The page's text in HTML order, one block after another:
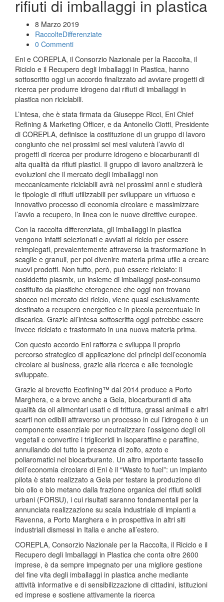
rifiuti di imballaggi in plastica
8 Marzo 2019
RaccolteDifferenziate
0 Commenti
Eni e COREPLA, il Consorzio Nazionale per la Raccolta, il
Riciclo e il Recupero degli Imballaggi in Plastica, hanno
sottoscritto oggi un accordo finalizzato ad avviare progetti di
ricerca per produrre idrogeno dai rifiuti di imballaggi in
plastica non riciclabili.
L’intesa, che è stata firmata da Giuseppe Ricci, Eni Chief
Refining & Marketing Officer, e da Antonello Ciotti, Presidente
di COREPLA, definisce la costituzione di un gruppo di lavoro
congiunto che nei prossimi sei mesi valuterà l’avvio di
progetti di ricerca per produrre idrogeno e biocarburanti di
alta qualità da rifiuti plastici. Il gruppo di lavoro analizzerà le
evoluzioni che il mercato degli imballaggi non
meccanicamente riciclabili avrà nei prossimi anni e studierà
le tipologie di rifiuti utilizzabili per sviluppare un virtuoso e
innovativo processo di economia circolare e massimizzare
l’avvio a recupero, in linea con le nuove direttive europee.
Con la raccolta differenziata, gli imballaggi in plastica
vengono infatti selezionati e avviati al riciclo per essere
reimpiegati, prevalentemente attraverso la trasformazione in
scaglie e granuli, per poi divenire materia prima utile a creare
nuovi prodotti. Non tutto, però, può essere riciclato: il
cosiddetto plasmix, un insieme di imballaggi post-consumo
costituito da plastiche eterogenee che oggi non trovano
sbocco nel mercato del riciclo, viene quasi esclusivamente
destinato a recupero energetico e in piccola percentuale in
discarica. Grazie all’intesa sottoscritta oggi potrebbe essere
invece riciclato e trasformato in una nuova materia prima.
Con questo accordo Eni rafforza e sviluppa il proprio
percorso strategico di applicazione dei principi dell’economia
circolare al business, grazie alla ricerca e alle tecnologie
sviluppate.
Grazie al brevetto Ecofining™ dal 2014 produce a Porto
Marghera, e a breve anche a Gela, biocarburanti di alta
qualità da oli alimentari usati e di frittura, grassi animali e altri
scarti non edibili attraverso un processo in cui l’idrogeno è un
componente essenziale per neutralizzare l’ossigeno degli oli
vegetali e convertire i trigliceridi in isoparaffine e paraffine,
annullando del tutto la presenza di zolfo, azoto e
poliaromatici nel biocarburante. Un altro importante tassello
dell’economia circolare di Eni è il “Waste to fuel”: un impianto
pilota è stato realizzato a Gela per testare la produzione di
bio olio e bio metano dalla frazione organica dei rifiuti solidi
urbani (FORSU), i cui risultati saranno fondamentali per la
annunciata realizzazione su scala industriale di impianti a
Ravenna, a Porto Marghera e in prospettiva in altri siti
industriali dismessi in Italia e anche all’estero.
COREPLA, Consorzio Nazionale per la Raccolta, il Riciclo e il
Recupero degli Imballaggi in Plastica che conta oltre 2600
imprese, è da sempre impegnato per una migliore gestione
del fine vita degli imballaggi in plastica anche mediante
attività informative e di sensibilizzazione di cittadini, istituzioni
ed imprese e sostiene attivamente la ricerca